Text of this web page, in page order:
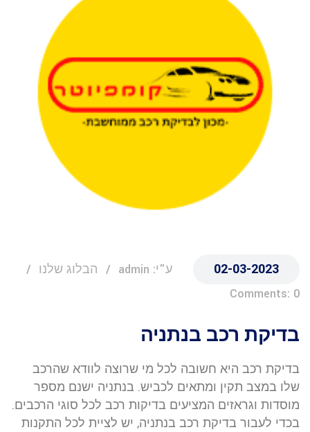
02-03-2023 ע"י: admin
הבלוג שלנו
Comments: 0
בדיקת רכב בנתניה
בדיקת רכב היא חשובה לכל מי שרוצה לוודא שהרכב
שלו במצב תקין ומתאים לכביש. בנתניה ישנם מספר
מוסדות וגראזים המציעים בדיקות רכב לכל סוגי הרכבים.
בכדי לעבור בדיקת רכב בנתניה, יש לציית לכל התקנות